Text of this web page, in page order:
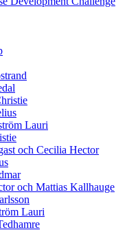
Lauri
och Cecilia Hector
och Mattias Kallhauge
Lauri